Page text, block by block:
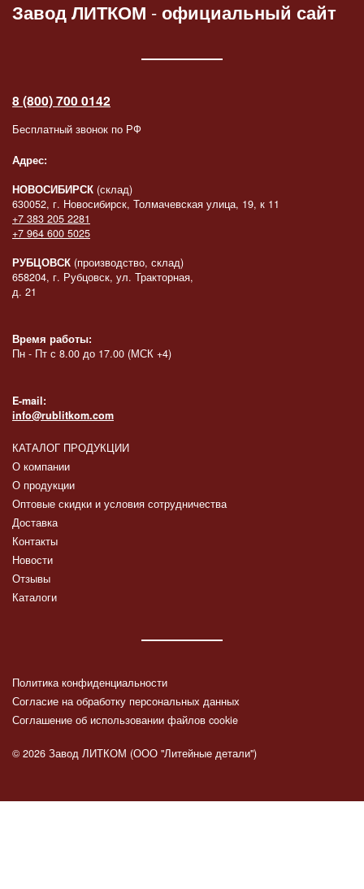
Завод ЛИТКОМ -официальный сайт
8 (800) 700 0142
Бесплатный звонок по РФ
Адрес:
НОВОСИБИРСК (склад)
630052, г. Новосибирск, Толмачевская улица, 19, к 11
+7 383 205 2281
+7 964 600 5025
РУБЦОВСК (производство, склад)
658204, г. Рубцовск, ул. Тракторная,
д. 21
Время работы:
Пн - Пт с 8.00 до 17.00 (МСК +4)
E-mail:
info@rublitkom.com
КАТАЛОГ ПРОДУКЦИИ
О компании
О продукции
Оптовые скидки и условия сотрудничества
Доставка
Контакты
Новости
Отзывы
Каталоги
Политика конфиденциальности
Согласие на обработку персональных данных
Соглашение об использовании файлов cookie
© 2026 Завод ЛИТКОМ (ООО "Литейные детали")